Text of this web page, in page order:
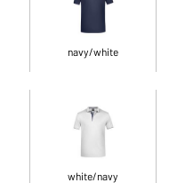
navy/white
white/navy